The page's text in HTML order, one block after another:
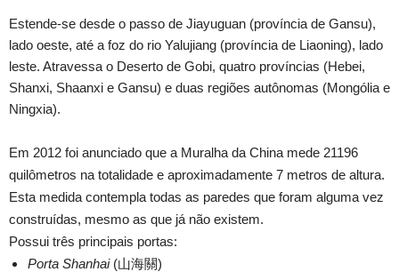
Estende-se desde o passo de Jiayuguan (província de Gansu),
lado oeste, até a foz do rio Yalujiang (província de Liaoning), lado
leste. Atravessa o Deserto de Gobi, quatro províncias (Hebei,
Shanxi, Shaanxi e Gansu) e duas regiões autônomas (Mongólia e
Ningxia).
Em 2012 foi anunciado que a Muralha da China mede 21196
quilômetros na totalidade e aproximadamente 7 metros de altura.
Esta medida contempla todas as paredes que foram alguma vez
construídas, mesmo as que já não existem.
Possui três principais portas:
Porta Shanhai(山海關)